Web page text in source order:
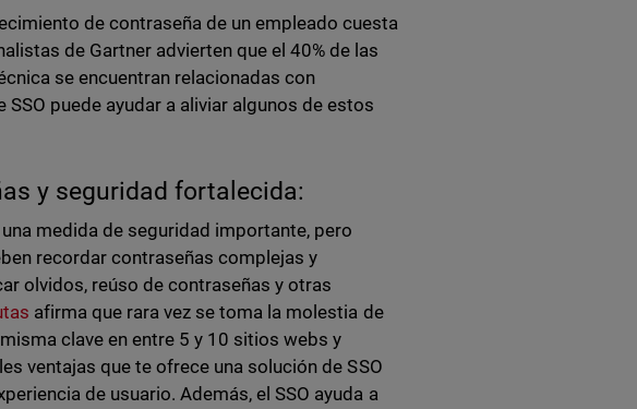
de contraseña de un empleado cuesta
de Gartner advierten que el 40% de las
se encuentran relacionadas con
puede ayudar a aliviar algunos de estos
y seguridad fortalecida:
medida de seguridad importante, pero
recordar contraseñas complejas y
olvidos, reúso de contraseñas y otras
afirma que rara vez se toma la molestia de
clave en entre 5 y 10 sitios webs y
ventajas que te ofrece una solución de SSO
de usuario. Además, el SSO ayuda a